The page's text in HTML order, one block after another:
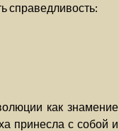
справедливость:
как знамение
принесла с собой и